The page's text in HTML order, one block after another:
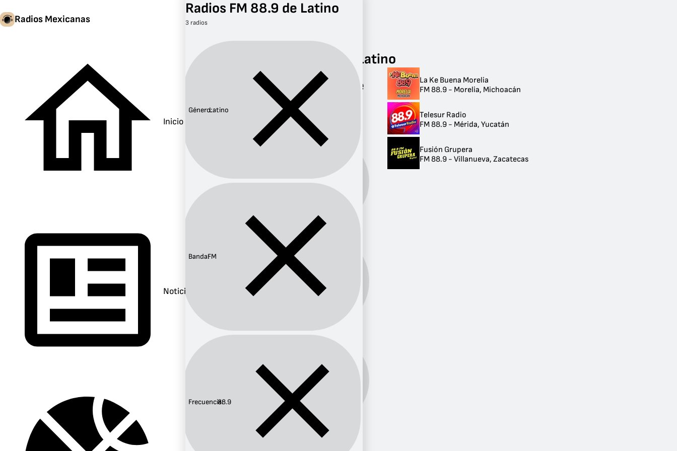
Radios Mexicanas
Inicio
Noticias
FM 88.9
Radios FM 88.9 de Latino
Radios FM 88.9 de
Latino
3 radios
Género:Latino
Banda:
FM
Frecuencia:
88.9
La Ke Buena Morelia
FM 88.9 - Morelia, Michoacán
Telesur Radio
FM 88.9 - Mérida, Yucatán
Fusión Grupera
FM 88.9 - Villanueva, Zacatecas
Radios FM 88.9 de Latino
3 radios
Género:Latino
Banda:FM
Frecuencia:88.9